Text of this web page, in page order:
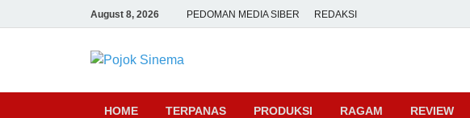
August 8, 2026 PEDOMAN MEDIA SIBER REDAKSI
Pojok Sinema
HOME TERPANAS PRODUKSI RAGAM REVIEW